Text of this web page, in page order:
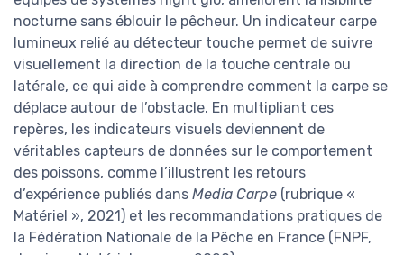
nocturne sans éblouir le pêcheur. Un indicateur carpe
lumineux relié au détecteur touche permet de suivre
visuellement la direction de la touche centrale ou
latérale, ce qui aide à comprendre comment la carpe se
déplace autour de l’obstacle. En multipliant ces
repères, les indicateurs visuels deviennent de
véritables capteurs de données sur le comportement
des poissons, comme l’illustrent les retours
d’expérience publiés dans Media Carpe (rubrique «
Matériel », 2021) et les recommandations pratiques de
la Fédération Nationale de la Pêche en France (FNPF,